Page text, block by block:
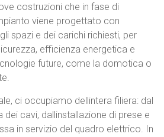
costruzioni che in fase di
viene progettato con
spazi e dei carichi richiesti, per
efficienza energetica e
future, come la domotica o
ci occupiamo dellintera filiera: dal
cavi, dallinstallazione di prese e
in servizio del quadro elettrico. In